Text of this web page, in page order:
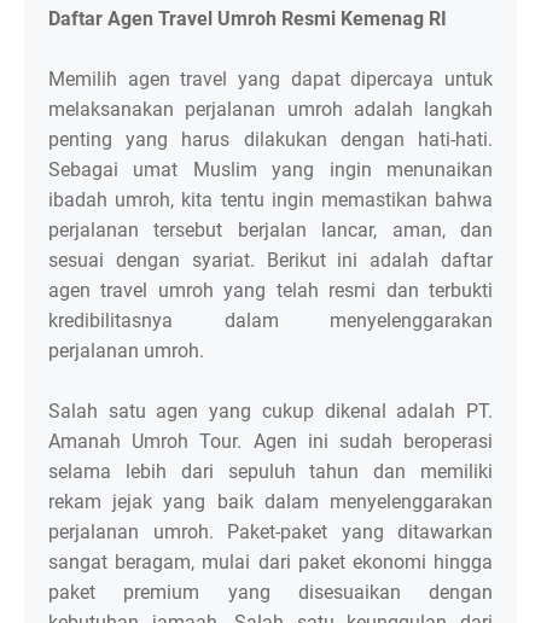
Daftar Agen Travel Umroh Resmi Kemenag RI
Memilih agen travel yang dapat dipercaya untuk
melaksanakan perjalanan umroh adalah langkah
penting yang harus dilakukan dengan hati-hati.
Sebagai umat Muslim yang ingin menunaikan
ibadah umroh, kita tentu ingin memastikan bahwa
perjalanan tersebut berjalan lancar, aman, dan
sesuai dengan syariat. Berikut ini adalah daftar
agen travel umroh yang telah resmi dan terbukti
kredibilitasnya dalam menyelenggarakan
perjalanan umroh.
Salah satu agen yang cukup dikenal adalah PT.
Amanah Umroh Tour. Agen ini sudah beroperasi
selama lebih dari sepuluh tahun dan memiliki
rekam jejak yang baik dalam menyelenggarakan
perjalanan umroh. Paket-paket yang ditawarkan
sangat beragam, mulai dari paket ekonomi hingga
paket premium yang disesuaikan dengan